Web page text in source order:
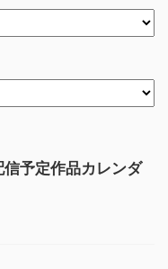
予定作品カレンダ